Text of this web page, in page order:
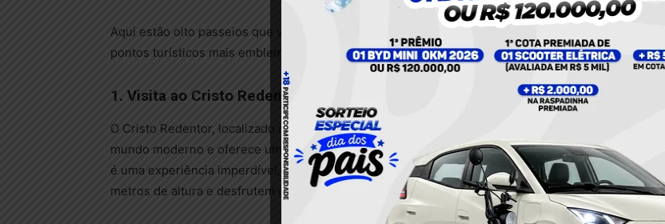
Aqui estão oito passeios que você pode fazer ao visitar o Corcovado e o Cristo Redentor, dois dos
pontos turísticos mais emblemáticos do Rio de Janeiro:
1. Visita ao Cristo Redentor
O Cristo Redentor, localizado no topo do Morro do Corcovado, é uma das sete maravilhas do
mundo moderno e oferece uma vista panorâmica deslumbrante da cidade. A visita ao monumento
é uma experiência imperdível, permitindo que os turistas apreciem a majestosa estátua de 30
metros de altura e desfrutem da vista espetacular de diferentes pontos de observação.